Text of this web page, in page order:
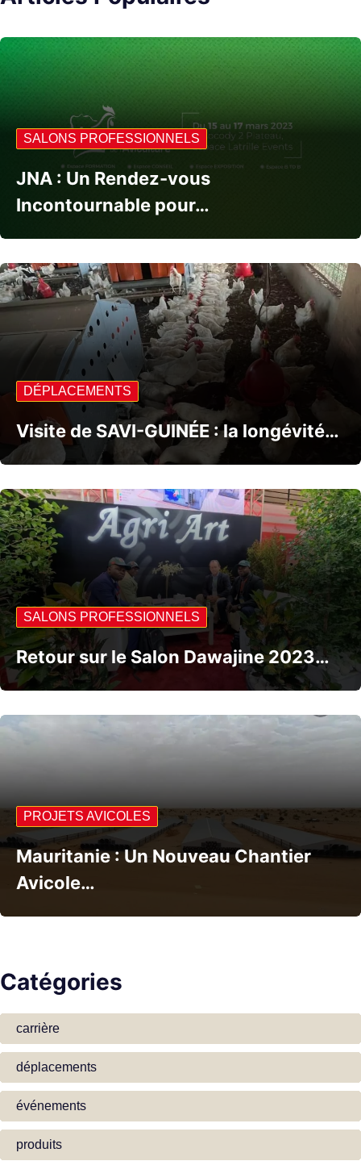
SALONS PROFESSIONNELS
JNA : Un Rendez-vous
Incontournable pour…
DÉPLACEMENTS
Visite de SAVI-GUINÉE : la longévité…
SALONS PROFESSIONNELS
Retour sur le Salon Dawajine 2023…
PROJETS AVICOLES
Mauritanie : Un Nouveau Chantier
Avicole…
Catégories
carrière
déplacements
événements
produits